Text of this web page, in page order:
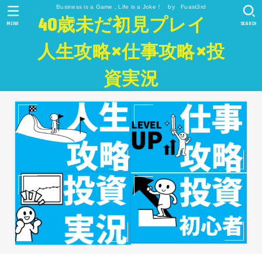
Business is a Game , Life is a Joke！ by Fuast3rd
40歳未だ初見プレイ
人生攻略×仕事攻略×投
資実況
SEARCH
MENU